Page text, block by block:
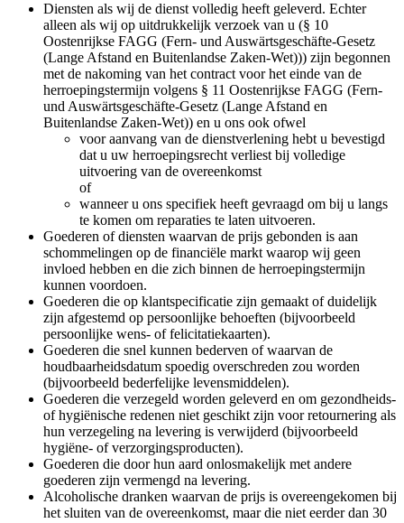
Diensten als wij de dienst volledig heeft geleverd. Echter
alleen als wij op uitdrukkelijk verzoek van u (§ 10
Oostenrijkse FAGG (Fern- und Auswärtsgeschäfte-Gesetz
(Lange Afstand en Buitenlandse Zaken-Wet))) zijn begonnen
met de nakoming van het contract voor het einde van de
herroepingstermijn volgens § 11 Oostenrijkse FAGG (Fern-
und Auswärtsgeschäfte-Gesetz (Lange Afstand en
Buitenlandse Zaken-Wet)) en u ons ook ofwel
voor aanvang van de dienstverlening hebt u bevestigd
dat u uw herroepingsrecht verliest bij volledige
uitvoering van de overeenkomst
of
wanneer u ons specifiek heeft gevraagd om bij u langs
te komen om reparaties te laten uitvoeren.
Goederen of diensten waarvan de prijs gebonden is aan
schommelingen op de financiële markt waarop wij geen
invloed hebben en die zich binnen de herroepingstermijn
kunnen voordoen.
Goederen die op klantspecificatie zijn gemaakt of duidelijk
zijn afgestemd op persoonlijke behoeften (bijvoorbeeld
persoonlijke wens- of felicitatiekaarten).
Goederen die snel kunnen bederven of waarvan de
houdbaarheidsdatum spoedig overschreden zou worden
(bijvoorbeeld bederfelijke levensmiddelen).
Goederen die verzegeld worden geleverd en om gezondheids-
of hygiënische redenen niet geschikt zijn voor retournering als
hun verzegeling na levering is verwijderd (bijvoorbeeld
hygiëne- of verzorgingsproducten).
Goederen die door hun aard onlosmakelijk met andere
goederen zijn vermengd na levering.
Alcoholische dranken waarvan de prijs is overeengekomen bij
het sluiten van de overeenkomst, maar die niet eerder dan 30